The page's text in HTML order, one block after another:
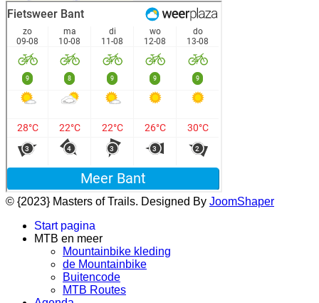
© {2023} Masters of Trails. Designed By JoomShaper
Start pagina
MTB en meer
Mountainbike kleding
de Mountainbike
Buitencode
MTB Routes